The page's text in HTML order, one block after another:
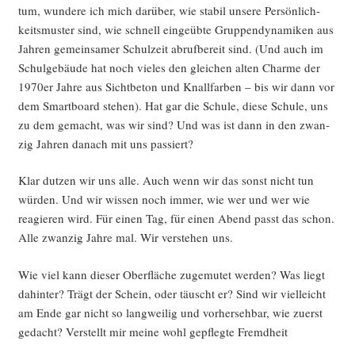
tum, wun­de­re ich mich dar­über, wie sta­bil unse­re Per­sön­lich­
keits­mus­ter sind, wie schnell ein­ge­üb­te Grup­pen­dy­na­mi­ken aus
Jah­ren gemein­sa­mer Schul­zeit abruf­be­reit sind. (Und auch im
Schul­ge­bäu­de hat noch vie­les den glei­chen alten Charme der
1970er Jah­re aus Sicht­be­ton und Knall­far­ben – bis wir dann vor
dem Smart­board ste­hen). Hat gar die Schu­le, die­se Schu­le, uns
zu dem gemacht, was wir sind? Und was ist dann in den zwan­
zig Jah­ren danach mit uns passiert?
Klar dut­zen wir uns alle. Auch wenn wir das sonst nicht tun
wür­den. Und wir wis­sen noch immer, wie wer und wer wie
reagie­ren wird. Für einen Tag, für einen Abend passt das schon.
Alle zwan­zig Jah­re mal. Wir ver­ste­hen uns.
Wie viel kann die­ser Ober­flä­che zuge­mu­tet wer­den? Was liegt
dahin­ter? Trägt der Schein, oder täuscht er? Sind wir viel­leicht
am Ende gar nicht so lang­wei­lig und vor­her­seh­bar, wie zuerst
gedacht? Ver­stellt mir mei­ne wohl gepfleg­te Fremd­heit